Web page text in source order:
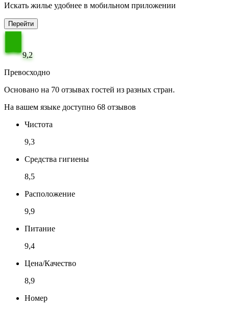
Искать жилье удобнее в мобильном приложении
Перейти
9,2
Превосходно
Основано на 70 отзывах гостей из разных стран.
На вашем языке доступно 68 отзывов
Чистота
9,3
Средства гигиены
8,5
Расположение
9,9
Питание
9,4
Цена/Качество
8,9
Номер